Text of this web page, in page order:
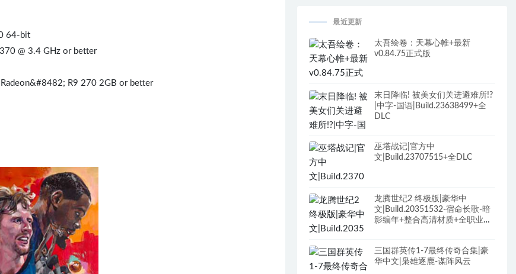
64-bit
@ 3.4 GHz or better
R9 270 2GB or better
最近更新
太吾绘卷：天幕心帷+最新
v0.84.75正式版
末日降临! 被美女们关进避难所!?
|中字-国语|Build.23638499+全
DLC
巫塔战记|官方中
文|Build.23707515+全DLC
龙腾世纪2 终极版|豪华中
文|Build.20351532-宿命长歌-暗
影编年+整合高清材质+全职业最
三国群英传1-7最终传奇合集|豪
华中文|枭雄逐鹿-谋阵风云